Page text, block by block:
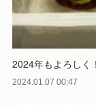
2024年もよろしく！
2024.01.07 00:47